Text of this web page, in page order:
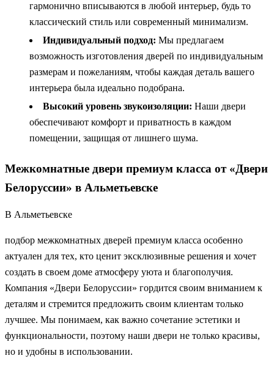
гармонично вписываются в любой интерьер, будь то
классический стиль или современный минимализм.
Индивидуальный подход: Мы предлагаем
возможность изготовления дверей по индивидуальным
размерам и пожеланиям, чтобы каждая деталь вашего
интерьера была идеально подобрана.
Высокий уровень звукоизоляции: Наши двери
обеспечивают комфорт и приватность в каждом
помещении, защищая от лишнего шума.
Межкомнатные двери премиум класса от «Двери
Белоруссии» в Альметьевске
В Альметьевске
подбор межкомнатных дверей премиум класса особенно
актуален для тех, кто ценит эксклюзивные решения и хочет
создать в своем доме атмосферу уюта и благополучия.
Компания «Двери Белоруссии» гордится своим вниманием к
деталям и стремится предложить своим клиентам только
лучшее. Мы понимаем, как важно сочетание эстетики и
функциональности, поэтому наши двери не только красивы,
но и удобны в использовании.